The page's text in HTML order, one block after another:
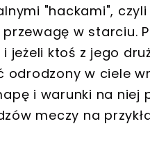
"hackami",
w starciu.
jeżeli ktoś z jego
odrodzony w ciele
i warunki na niej
meczy na